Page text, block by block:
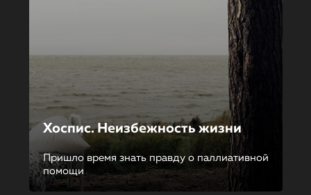
Хоспис. Неизбежность жизни
Пришло время знать правду о паллиативной
помощи